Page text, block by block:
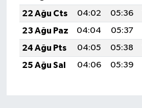
22 Ağu Cts
04:02 05:36
23 Ağu Paz
04:04 05:37
24 Ağu Pts
04:05 05:38
25 Ağu Sal
04:06 05:39